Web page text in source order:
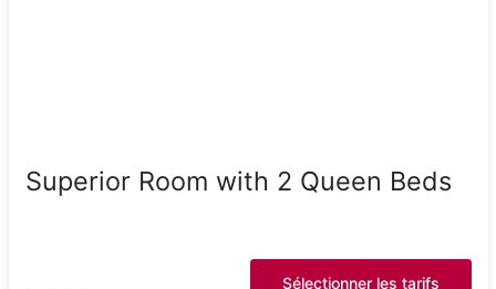
Superior Room with 2 Queen Beds
Sélectionner les tarifs